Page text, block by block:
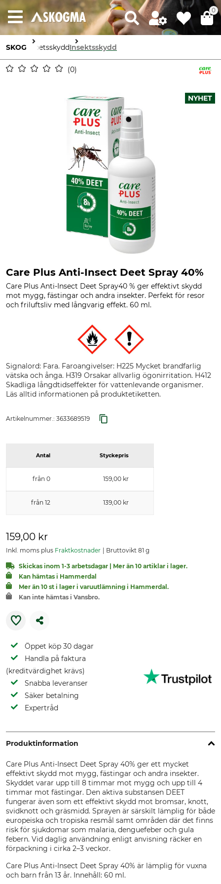
0
SKOG ArbetsskyddInsektsskydd
0
NYHET
Care Plus Anti-Insect Deet Spray 40%
Care Plus Anti-Insect Deet Spray40 % ger effektivt skydd
mot mygg, fästingar och andra insekter. Perfekt för resor
och friluftsliv med långvarig effekt. 60 ml.
Signalord: Fara. Faroangivelser: H225 Mycket brandfarlig
vätska och ånga. H319 Orsakar allvarlig ögonirritation. H412
Skadliga långdtidseffekter för vattenlevande organismer.
Läs alltid informationen på produktetiketten.
Artikelnummer.: 3633689519
Antal Styckepris
från 0 159,00 kr
från 12 139,00 kr
159,00 kr
Inkl. moms plus Fraktkostnader Bruttovikt 81 g
Skickas inom 1-3 arbetsdagar | Mer än 10 artiklar i lager.
Kan hämtas i Hammerdal
Mer än 10 st i lager i varuutlämning i Hammerdal.
Kan inte hämtas i Vansbro.
Öppet köp 30 dagar
Handla på faktura
(kreditvärdighet krävs)
Snabba leveranser
Säker betalning
Expertråd
Produktinformation
Care Plus Anti-Insect Deet Spray 40% ger ett mycket
effektivt skydd mot mygg, fästingar och andra insekter.
Skyddet varar upp till 8 timmar mot mygg och upp till 4
timmar mot fästingar. Den aktiva substansen DEET
fungerar även som ett effektivt skydd mot bromsar, knott,
svidknott och gräsmidd. Sprayen är särskilt lämplig för både
europeiska och tropiska resmål samt områden där det finns
risk för sjukdomar som malaria, denguefeber och gula
febern. Vid daglig användning enligt anvisning räcker en
förpackning i cirka 2–3 veckor.
Care Plus Anti-Insect Deet Spray 40% är lämplig för vuxna
och barn från 13 år. Innehåll: 60 ml.